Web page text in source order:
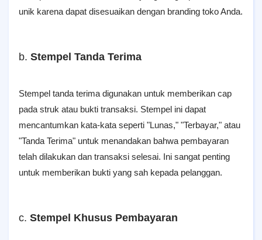
unik karena dapat disesuaikan dengan branding toko Anda.
b. Stempel Tanda Terima
Stempel tanda terima digunakan untuk memberikan cap
pada struk atau bukti transaksi. Stempel ini dapat
mencantumkan kata-kata seperti "Lunas," "Terbayar," atau
"Tanda Terima" untuk menandakan bahwa pembayaran
telah dilakukan dan transaksi selesai. Ini sangat penting
untuk memberikan bukti yang sah kepada pelanggan.
c. Stempel Khusus Pembayaran